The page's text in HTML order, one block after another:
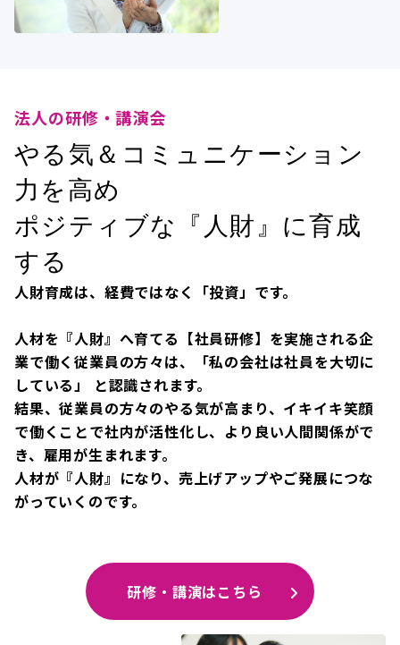
法人の研修・講演会
やる気＆コミュニケーション
力を高め
ポジティブな『人財』に育成
する
人財育成は、経費ではなく「投資」です。
人材を『人財』へ育てる【社員研修】を実施される企
業で働く従業員の方々は、「私の会社は社員を大切に
している」 と認識されます。
結果、従業員の方々のやる気が高まり、イキイキ笑顔
で働くことで社内が活性化し、より良い人間関係がで
き、雇用が生まれます。
人材が『人財』になり、売上げアップやご発展につな
がっていくのです。
研修・講演はこちら